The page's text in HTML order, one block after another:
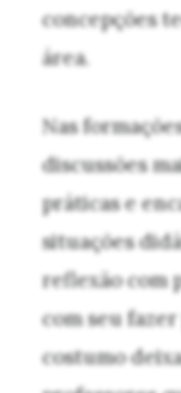
concepções
área.
Nas
discussões
práticas e
situações
reflexão com
com seu
costumo